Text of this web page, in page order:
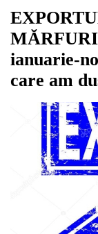
ianuarie-
care am